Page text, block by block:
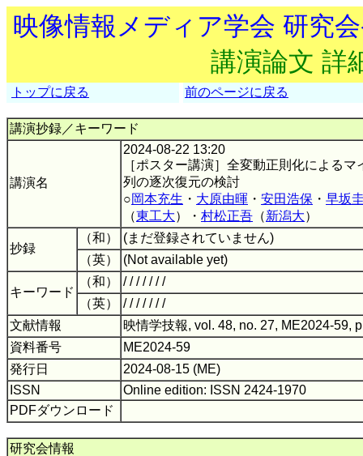
映像情報メディア学会 研究
講演論文 詳
トップに戻る 前のページに戻る
講演抄録／キーワード
講演名
2024-08-22 13:20
［ポスター講演］全変動正則化による
列の逐次復元の検討
○岡本充生 ・ 大原由暉 ・ 安田浩保 ・ 早坂
（東工大）・ 村松正吾 （新潟大）
抄録
（和）
(まだ登録されていません)
（英）
(Not available yet)
キーワード
（和）
/ / / / / / /
（英）
/ / / / / / /
文献情報
映情学技報, vol. 48, no. 27, ME2024-59,
資料番号
ME2024-59
発行日
2024-08-15 (ME)
ISSN
Online edition: ISSN 2424-1970
PDFダウンロード
研究会情報